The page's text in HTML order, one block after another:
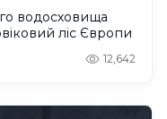
водосховища
ліс Європи
12,642